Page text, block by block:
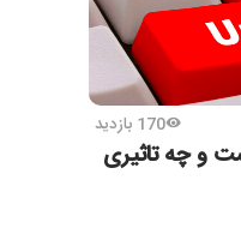
170 بازدید
و چه تاثیری